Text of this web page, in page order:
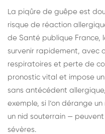
La piqûre de guêpe est
risque de réaction
de Santé publique France,
survenir rapidement, avec
respiratoires et perte de
pronostic vital et impose
sans antécédent
exemple, si l’on dérange
un nid souterrain —
sévères.